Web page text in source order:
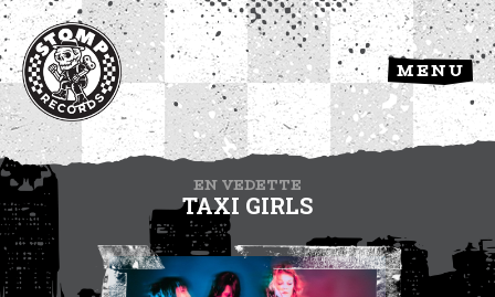
MENU
EN VEDETTE
TAXI GIRLS